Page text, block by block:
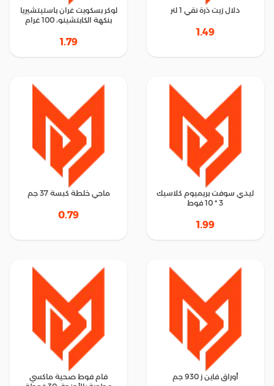
دلال زيت ذرة نقي 1 لتر
1.49
لوكر بسكويت غران باستيتشيريا
بنكهة الكابتشينو، 100 غرام
1.79
ليدي سوفت بريميوم كلاسيك
3 * 10 فوط
1.99
ماجي خلطة كبسة 37 جم
0.79
أوراق فاين ز 930 جم
فام فوط صحية ماكسي